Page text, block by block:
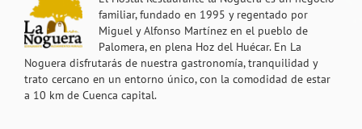
familiar, fundado en 1995 y regentado por
Miguel y Alfonso Martínez en el pueblo de
Palomera, en plena Hoz del Huécar. En La
Noguera disfrutarás de nuestra gastronomía, tranquilidad y
trato cercano en un entorno único, con la comodidad de estar
a 10 km de Cuenca capital.